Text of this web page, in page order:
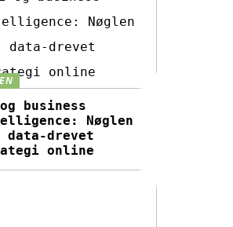
business
Nøglen
drevet
online